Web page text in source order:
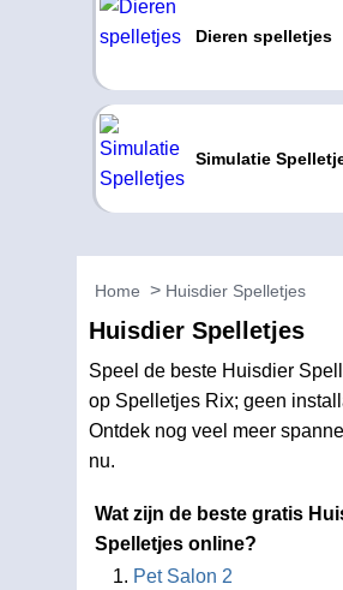
Dieren spelletjes
Simulatie
Home Huisdier Spelletjes
Huisdier Spelletjes
Speel de beste Huisdier
op Spelletjes Rix; geen
Ontdek nog veel meer
nu.
Wat zijn de beste gratis
Spelletjes online?
Pet Salon 2